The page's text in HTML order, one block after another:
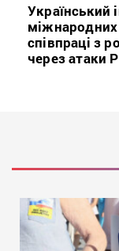
Український
міжнародних
співпраці з
через атаки